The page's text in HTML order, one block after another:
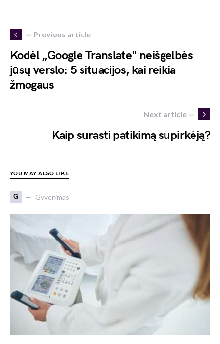
— Previous article
Kodėl „Google Translate" neišgelbės
jūsų verslo: 5 situacijos, kai reikia
žmogaus
Next article —
Kaip surasti patikimą supirkėją?
YOU MAY ALSO LIKE
G Gyvenimas